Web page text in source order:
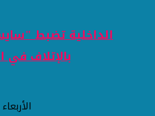
الداخلية تضبط
بالإتلاف في
الأربعاء 18 مارس 2026 10:16 مساءً